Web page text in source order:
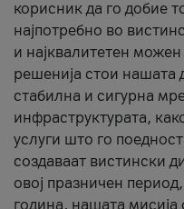
корисник да го добие
најпотребно во
и најквалитетен
решенија стои нашата
стабилна и сигурна
инфраструктурата,
услуги што го
создаваат вистински
овој празничен
година, нашата мисија